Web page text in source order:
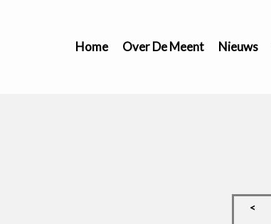
Home Over De Meent Nieuws
<